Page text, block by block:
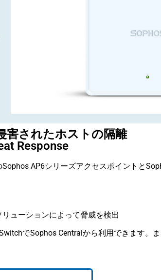
害されたホストの隔離
Response
AP6シリーズアクセスポイントと
ューションによって脅威を検出
でSophos Centralから利用できます。